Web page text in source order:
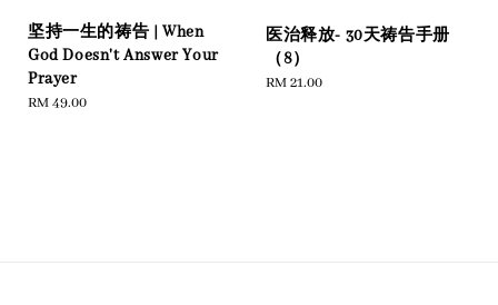
坚持一生的祷告 | When
God Doesn't Answer Your
Prayer
Regular
RM 49.00
医治释放- 30天祷告手册
（8）
Regular
RM 21.00